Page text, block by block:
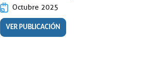
Octubre 2025
VER PUBLICACIÓN